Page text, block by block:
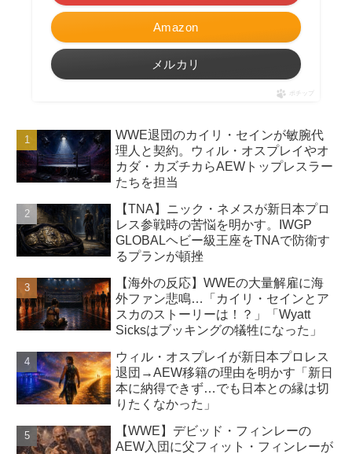
Amazon
メルカリ
ポチップ
WWE退団のカイリ・セインが敏腕代
理人と契約。ウィル・オスプレイやオ
カダ・カズチカらAEWトップレスラー
たちを担当
【TNA】ニック・ネメスが新日本プロ
レス参戦時の苦悩を明かす。IWGP
GLOBALヘビー級王座をTNAで防衛す
るプランが頓挫
【海外の反応】WWEの大量解雇に海
外ファン悲鳴…「カイリ・セインとア
スカのストーリーは！？」「Wyatt
Sicksはブッキングの犠牲になった」
ウィル・オスプレイが新日本プロレス
退団→AEW移籍の理由を明かす「新日
本に納得できず…でも日本との縁は切
りたくなかった」
【WWE】デビッド・フィンレーの
AEW入団に父フィット・フィンレーが